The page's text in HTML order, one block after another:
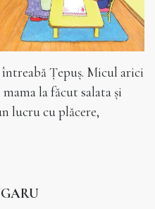
întreabă Țepuș. Micul arici
la făcut salata și
lucru cu plăcere,